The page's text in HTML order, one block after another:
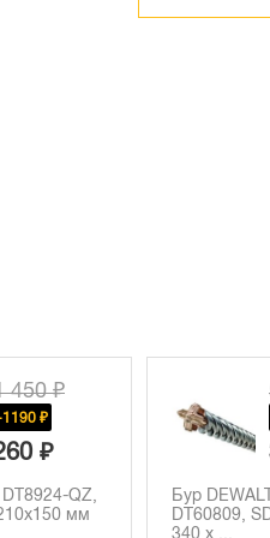
5 550 ₽
-1560 ₽
3 990 ₽
XLR,
max, 16 x
Бур
Plus,